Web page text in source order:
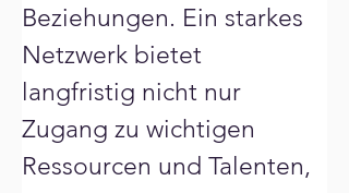
Beziehungen. Ein starkes
Netzwerk bietet
langfristig nicht nur
Zugang zu wichtigen
Ressourcen und Talenten,